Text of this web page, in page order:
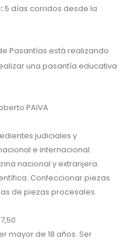
5 días corridos desde la
Pasantías está realizando
una pasantía educativa
PAIVA
judiciales y
e internacional.
nacional y extranjera.
Confeccionar piezas
de piezas procesales.
mayor de 18 años. Ser